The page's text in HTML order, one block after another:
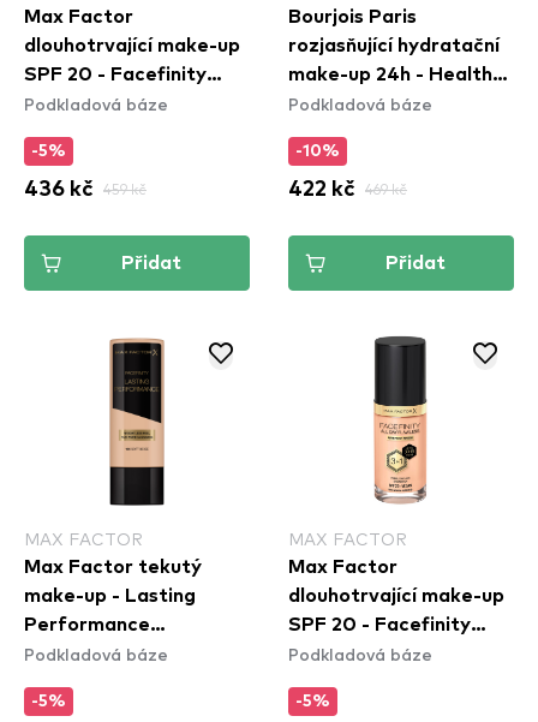
Max Factor
dlouhotrvající make-up
SPF 20 - Facefinity
Foundation - W33
Podkladová báze
-5%
436 kč 459 kč
Přidat
Bourjois Paris
rozjasňující hydratační
make-up 24h - Healthy
Mix Clean Foundation -
Podkladová báze
-10%
422 kč 469 kč
Přidat
MAX FACTOR
Max Factor tekutý
make-up - Lasting
Performance
Foundation - 105 Soft
Podkladová báze
-5%
MAX FACTOR
Max Factor
dlouhotrvající make-up
SPF 20 - Facefinity
Foundation - N45 Warm
Podkladová báze
-5%